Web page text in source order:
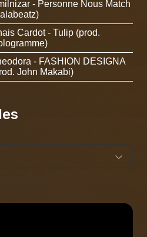
- Personne Nous Match
Cardot - Tulip (prod.
- FASHION DESIGNA
John Makabi)